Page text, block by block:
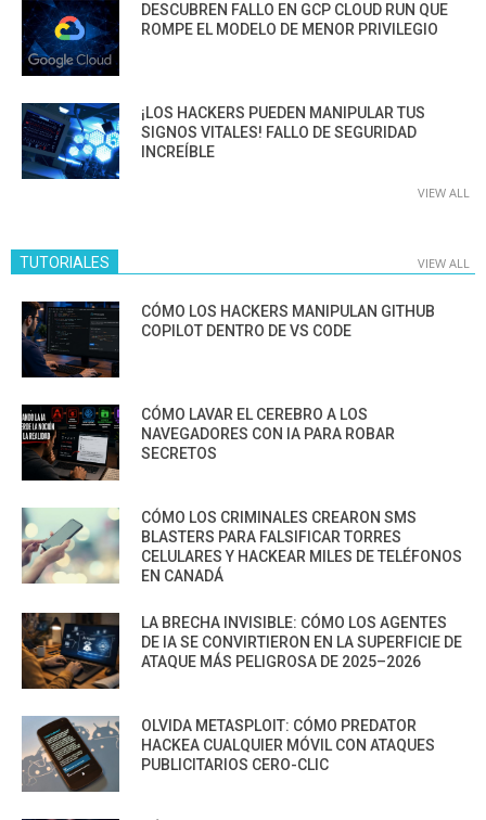
DESCUBREN FALLO EN GCP CLOUD RUN QUE
ROMPE EL MODELO DE MENOR PRIVILEGIO
¡LOS HACKERS PUEDEN MANIPULAR TUS
SIGNOS VITALES! FALLO DE SEGURIDAD
INCREÍBLE
VIEW ALL
TUTORIALES VIEW ALL
CÓMO LOS HACKERS MANIPULAN GITHUB
COPILOT DENTRO DE VS CODE
CÓMO LAVAR EL CEREBRO A LOS
NAVEGADORES CON IA PARA ROBAR
SECRETOS
CÓMO LOS CRIMINALES CREARON SMS
BLASTERS PARA FALSIFICAR TORRES
CELULARES Y HACKEAR MILES DE TELÉFONOS
EN CANADÁ
LA BRECHA INVISIBLE: CÓMO LOS AGENTES
DE IA SE CONVIRTIERON EN LA SUPERFICIE DE
ATAQUE MÁS PELIGROSA DE 2025–2026
OLVIDA METASPLOIT: CÓMO PREDATOR
HACKEA CUALQUIER MÓVIL CON ATAQUES
PUBLICITARIOS CERO-CLIC